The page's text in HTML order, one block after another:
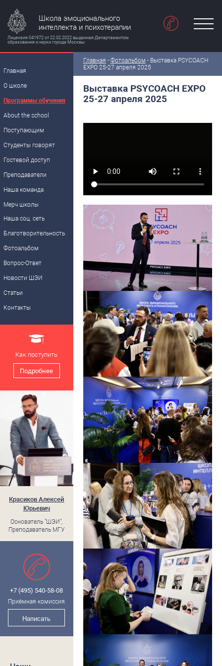
Школа эмоционального
интеллекта и психотерапии
Лицензия 041972 от 22.02.2022 выданная Департаментом
образования и науки города Москвы
Главная
О школе
Программы обучения
About the school
Поступающим
Студенты говорят
Гостевой доступ
Преподаватели
Наша команда
Мерч школы
Наша соц. сеть
Благотворительность
Фотоальбом
Вопрос-Ответ
Новости ШЭИ
Статьи
Контакты
Как поступить
Подробнее
Красиков Алексей
Юрьевич
Основатель "ШЭИ",
Преподаватель МГУ
+7 (495) 540-58-08
Приёмная комиссия
Написать
Главная - Фотоальбом - Выставка PSYCOACH
EXPO 25-27 апреля 2025
Выставка PSYCOACH EXPO
25-27 апреля 2025